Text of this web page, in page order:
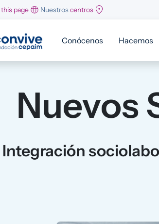
page Nuestroscentros
Conócenos Hacemos
Nuevos
Integración